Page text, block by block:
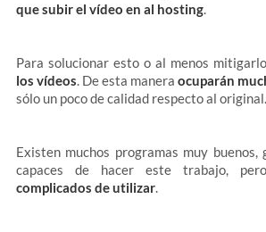
que subir el vídeo en al hosting.
Para solucionar esto o al menos
los vídeos. De esta manera ocuparán
sólo un poco de calidad respecto al original.
Existen muchos programas muy
capaces de hacer este trabajo,
complicados de utilizar.